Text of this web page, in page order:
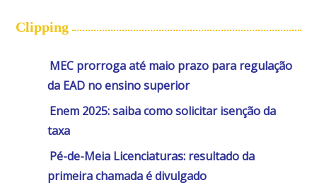
Clipping
MEC prorroga até maio prazo para regulação
da EAD no ensino superior
Enem 2025: saiba como solicitar isenção da
taxa
Pé-de-Meia Licenciaturas: resultado da
primeira chamada é divulgado